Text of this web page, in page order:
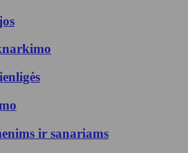
ir sanariams